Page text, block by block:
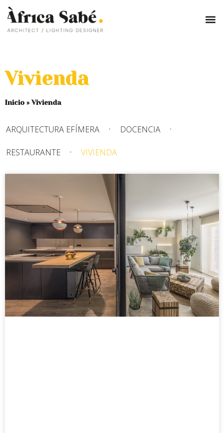
Vivienda
Inicio »Vivienda
ARQUITECTURA EFÍMERA DOCENCIA
RESTAURANTE VIVIENDA